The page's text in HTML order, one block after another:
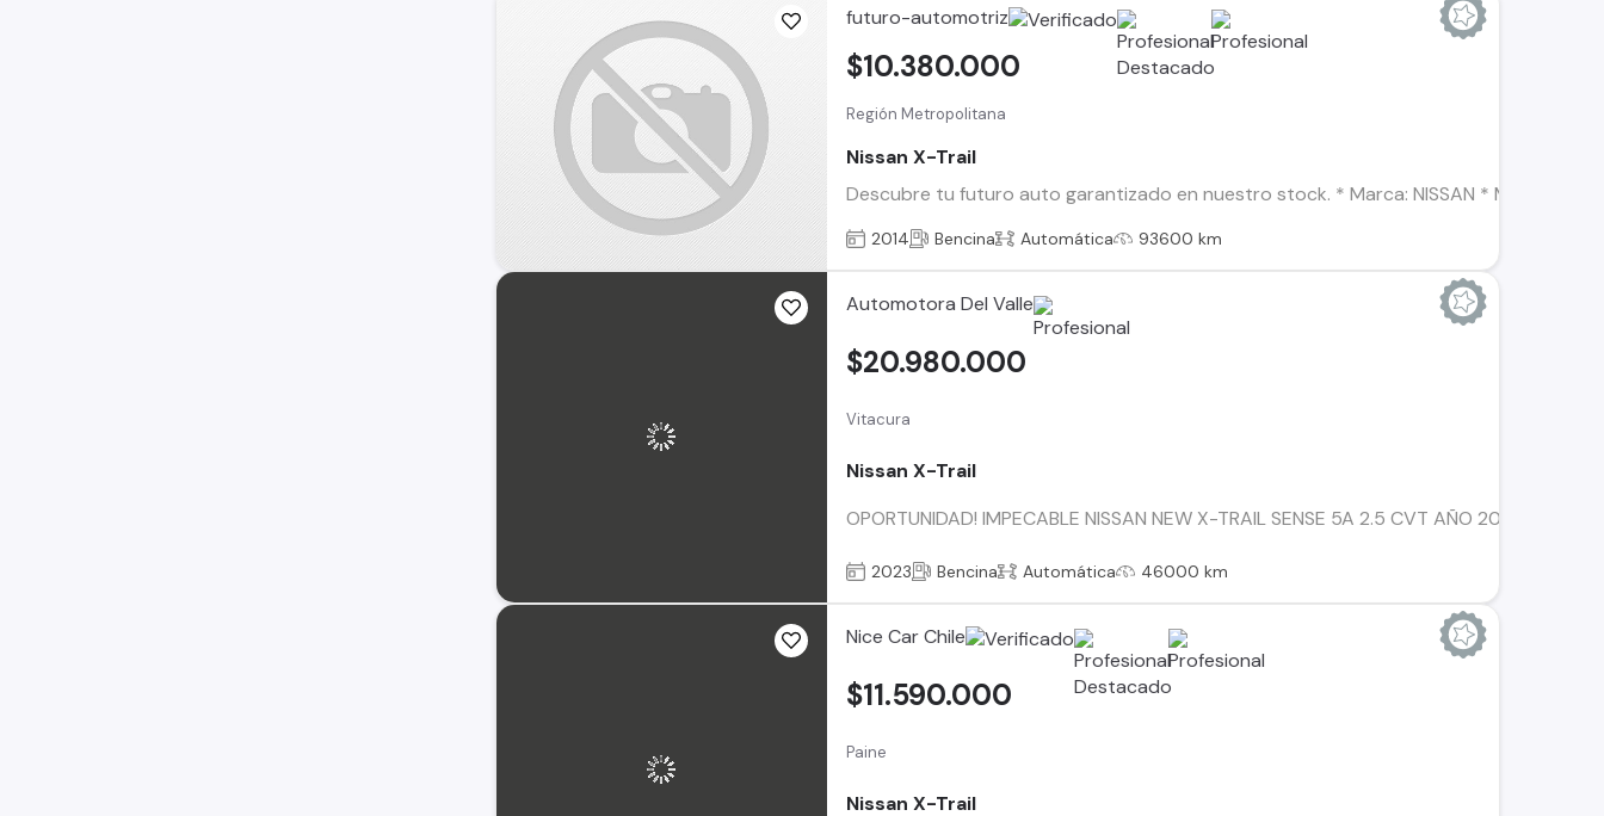
futuro-automotriz
Región Metropolitana
Nissan X-Trail
Descubre tu futuro auto garantizado en nuestro stock. * Marca: NISSAN * Modelo: X-
$10.380.000
2014 Bencina Automática 93600 km
Automotora Del Valle
Vitacura
Nissan X-Trail
OPORTUNIDAD! IMPECABLE NISSAN NEW X-TRAIL SENSE 5A 2.5 CVT AÑO 2023, ÚNICO
$20.980.000
2023 Bencina Automática 46000 km
Nice Car Chile
Paine
Nissan X-Trail
$11.590.000